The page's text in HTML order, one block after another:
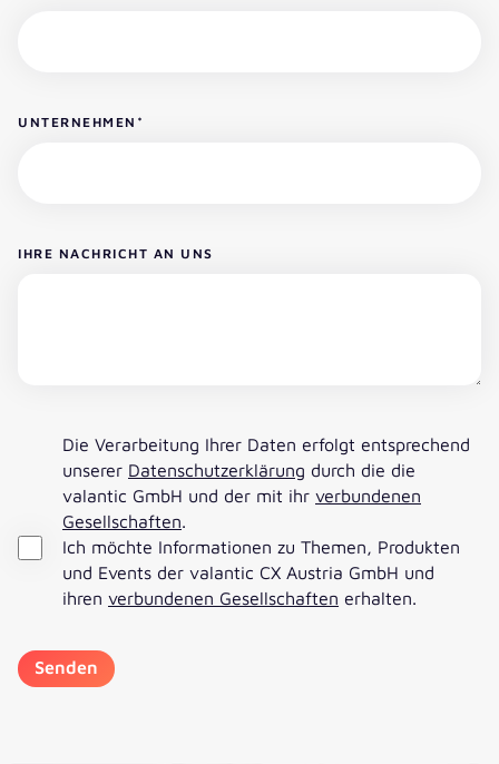
UNTERNEHMEN *
IHRE NACHRICHT AN UNS
Die Verarbeitung Ihrer Daten erfolgt entsprechend
unserer Datenschutzerklärung durch die die
valantic GmbH und der mit ihr verbundenen
Gesellschaften.
Ich möchte Informationen zu Themen, Produkten
und Events der valantic CX Austria GmbH und
ihren verbundenen Gesellschaften erhalten.